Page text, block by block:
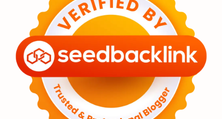
Asteroid Observasi
Premium Komet Bulan
Penelitian Serba-serbi Satelit
Luar Angkasa Video Aurora
Supernova Nebula Sponsored